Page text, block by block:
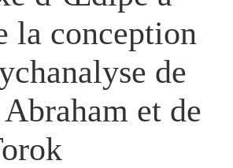
la conception
de
et de